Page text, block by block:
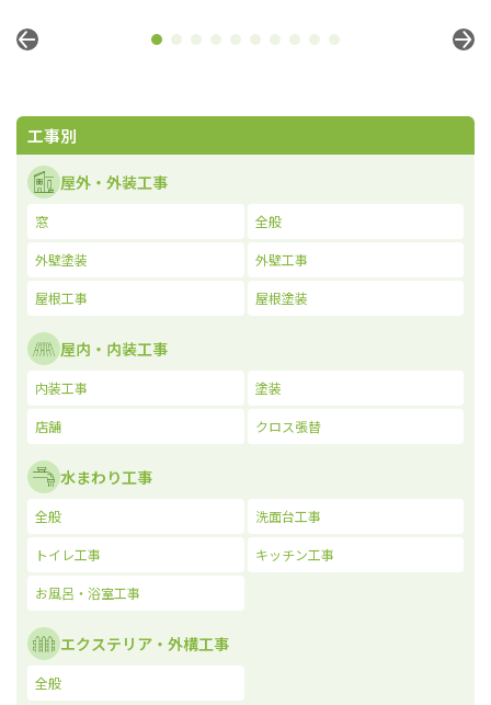
工事別
屋外・外装工事
窓 全般
外壁塗装 外壁工事
屋根工事 屋根塗装
屋内・内装工事
内装工事 塗装
店舗 クロス張替
水まわり工事
全般 洗面台工事
トイレ工事 キッチン工事
お風呂・浴室工事
エクステリア・外構工事
全般